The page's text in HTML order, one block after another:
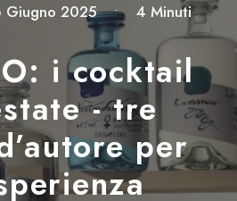
RIVISTA
DEGUSTA
STORE
Giugno 2025 • 4 Minuti
i cocktail
- tre
per